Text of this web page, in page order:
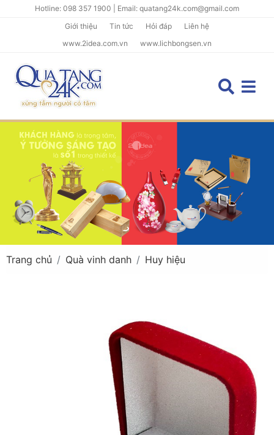
Hotline: 098 357 1900 | Email: quatang24k.com@gmail.com
Giới thiệu
Tin tức Hỏi đáp
Liên hệ
www.2idea.com.vn
www.lichbongsen.vn
Trang chủ Quà vinh danh Huy hiệu